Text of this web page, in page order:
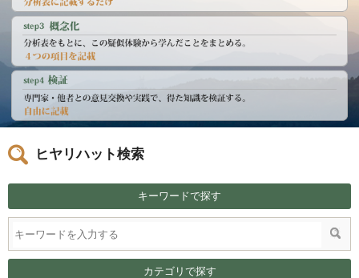
ヒヤリハット検索
キーワードで探す
カテゴリで探す